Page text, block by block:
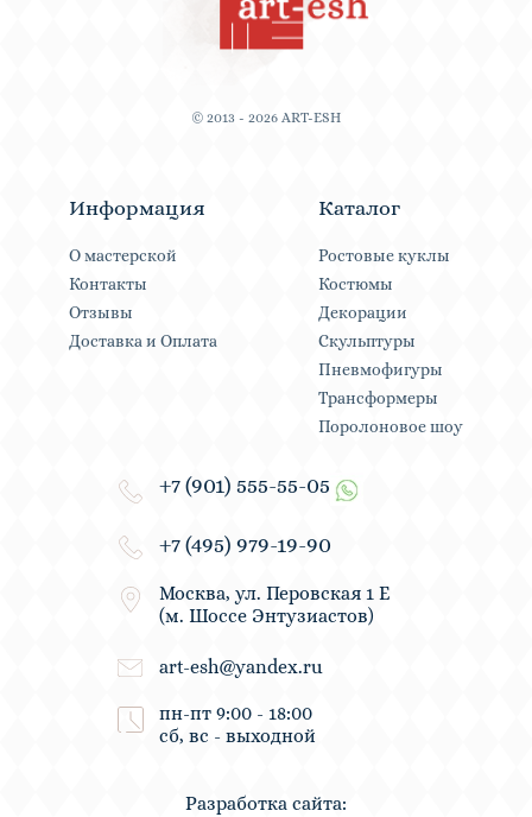
© 2013 - 2026 ART-ESH
Информация
О мастерской
Контакты
Отзывы
Доставка и Оплата
Каталог
Ростовые куклы
Костюмы
Декорации
Скульптуры
Пневмофигуры
Трансформеры
Поролоновое шоу
+7 (901) 555-55-05
+7 (495) 979-19-90
Москва, ул. Перовская 1 Е
(м. Шоссе Энтузиастов)
art-esh@yandex.ru
пн-пт 9:00 - 18:00
сб, вс - выходной
Разработка сайта: